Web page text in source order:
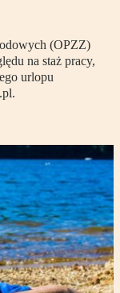
(OPZZ)
na staż pracy,
urlopu